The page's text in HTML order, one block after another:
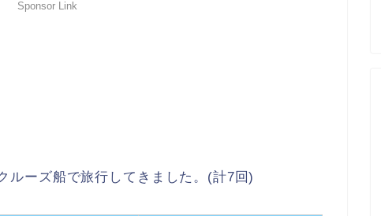
Sponsor Link
ルーズ船で旅行してきました。(計7回)